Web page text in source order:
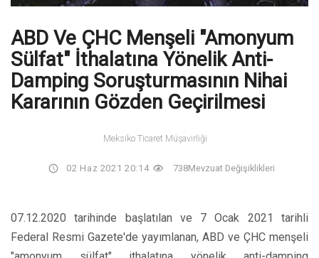
ABD Ve ÇHC Menşeli "Amonyum
Sülfat" İthalatına Yönelik Anti-
Damping Soruşturmasının Nihai
Kararının Gözden Geçirilmesi
Meksiko Ticaret Müşavirliği
02 Haz 2021 20:14 738Mevzuat Değişiklikleri
07.12.2020 tarihinde başlatılan ve 7 Ocak 2021 tarihli
Federal Resmi Gazete'de yayımlanan, ABD ve ÇHC menşeli